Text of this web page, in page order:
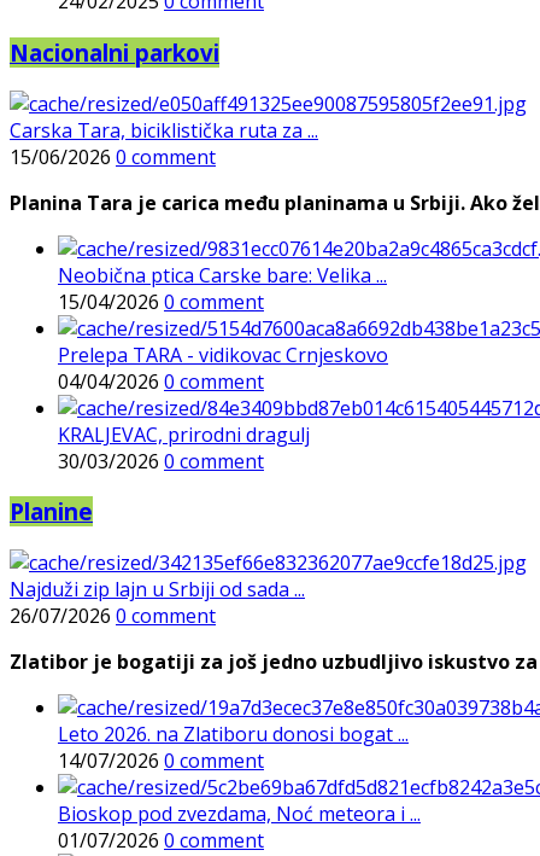
Nacionalni parkovi
Carska Tara, biciklistička ruta za ...
15/06/2026 0 comment
Planina Tara je carica među planinama u Srbiji. Ako
Neobična ptica Carske bare: Velika ...
15/04/2026 0 comment
Prelepa TARA - vidikovac Crnjeskovo
04/04/2026 0 comment
KRALJEVAC, prirodni dragulj
30/03/2026 0 comment
Planine
Najduži zip lajn u Srbiji od sada ...
26/07/2026 0 comment
Zlatibor je bogatiji za još jedno uzbudljivo iskustvo
Leto 2026. na Zlatiboru donosi bogat ...
14/07/2026 0 comment
Bioskop pod zvezdama, Noć meteora i ...
01/07/2026 0 comment